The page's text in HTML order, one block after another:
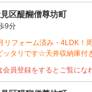
区醍醐僧尊坊町
9分
リフォーム済み・4LDK！
ッタリです☆天井収納庫付
会員登録をするとご覧にな